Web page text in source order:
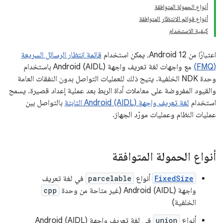
أنواع الحمولة المتوافقة
أنواع قوائم الانتظار المتوافقة
كيفية الاستخدام
اعتبارًا من Android 12، يمكن استخدام
قائمة انتظار الرسائل السريعة
(FMQ)
مع واجهات لغة تعريف واجهة Android (AIDL) باستخدام
وحدة NDK الخلفية. يتيح ذلك للعمليات التواصل بدون النفقات العامة
والقيود المفروضة على معاملات أداة الربط بعد عملية إعداد قصيرة. يسمح
استخدام لغة تعريف واجهة Android (AIDL) الثابتة
بالتواصل بين
عمليات النظام وعمليات مورّد الجهاز.
أنواع الحمولة المتوافقة
FixedSize أنواع parcelable في لغة تعريف
واجهة Android (AIDL) (غير متاحة من وحدة
cpp
الخلفية)
أنواع union
في لغة تعريف واجهة Android (AIDL)